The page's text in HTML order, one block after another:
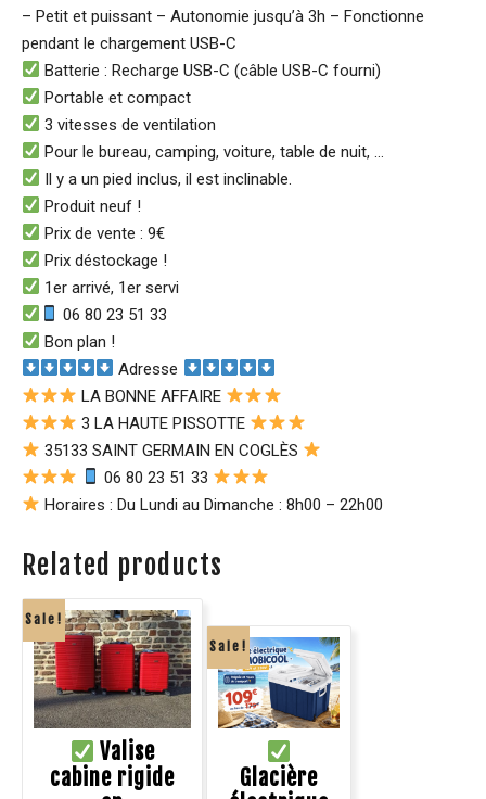
– Petit et puissant – Autonomie jusqu’à 3h – Fonctionne
pendant le chargement USB-C
Batterie : Recharge USB-C (câble USB-C fourni)
Portable et compact
3 vitesses de ventilation
Pour le bureau, camping, voiture, table de nuit, …
Il y a un pied inclus, il est inclinable.
Produit neuf !
Prix de vente : 9€
Prix déstockage !
1er arrivé, 1er servi
06 80 23 51 33
Bon plan !
Adresse
LA BONNE AFFAIRE
3 LA HAUTE PISSOTTE
35133 SAINT GERMAIN EN COGLÈS
06 80 23 51 33
Horaires : Du Lundi au Dimanche : 8h00 – 22h00
Related products
Sale!
Valise
cabine rigide
Sale!
Glacière